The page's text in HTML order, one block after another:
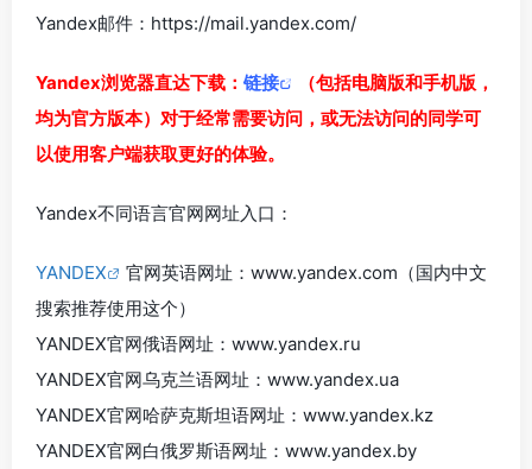
Yandex邮件：https://mail.yandex.com/
Yandex浏览器直达下载： 链接
（包括电脑版和手机版，
均为官方版本）对于经常需要访问，或无法访问的同学可
以使用客户端获取更好的体验。
Yandex不同语言官网网址入口：
YANDEX
官网英语网址：www.yandex.com（国内中文
搜索推荐使用这个）
YANDEX官网俄语网址：www.yandex.ru
YANDEX官网乌克兰语网址：www.yandex.ua
YANDEX官网哈萨克斯坦语网址：www.yandex.kz
YANDEX官网白俄罗斯语网址：www.yandex.by